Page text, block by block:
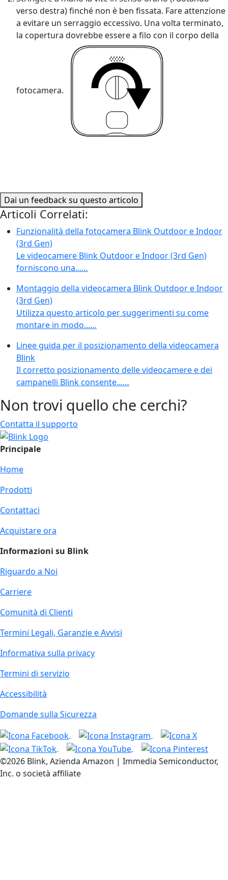
verso destra) finché non è ben fissata. Fare attenzione
a evitare un serraggio eccessivo. Una volta terminato,
la copertura dovrebbe essere a filo con il corpo della
fotocamera.
Dai un feedback su questo articolo
Articoli Correlati:
Funzionalità della fotocamera Blink Outdoor e Indoor
(3rd Gen)
Le videocamere Blink Outdoor e Indoor (3rd Gen)
forniscono una...…
Montaggio della videocamera Blink Outdoor e Indoor
(3rd Gen)
Utilizza questo articolo per suggerimenti su come
montare in modo...…
Linee guida per il posizionamento della videocamera
Blink
Il corretto posizionamento delle videocamere e dei
campanelli Blink consente...…
Non trovi quello che cerchi?
Contatta il supporto
Principale
Home
Prodotti
Contattaci
Acquistare ora
Informazioni su Blink
Riguardo a Noi
Carriere
Comunità di Clienti
Termini Legali, Garanzie e Avvisi
Informativa sulla privacy
Termini di servizio
Accessibilità
Domande sulla Sicurezza
©2026 Blink, Azienda Amazon | Immedia Semiconductor,
Inc. o società affiliate